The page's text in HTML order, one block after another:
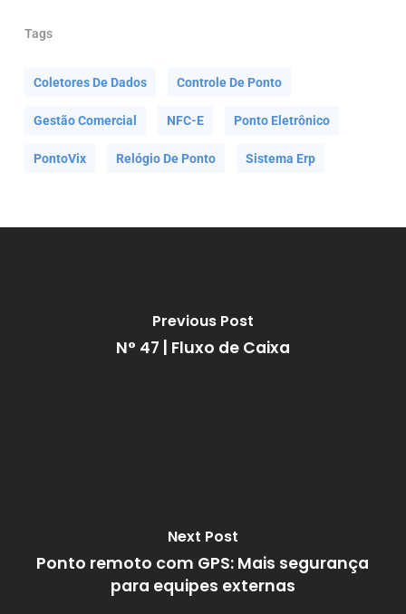
Tags
Coletores De Dados Controle De Ponto
Gestão Comercial NFC-E Ponto Eletrônico
PontoVix Relógio De Ponto Sistema Erp
Previous Post
N° 47 | Fluxo de Caixa
Next Post
Ponto remoto com GPS: Mais segurança
para equipes externas